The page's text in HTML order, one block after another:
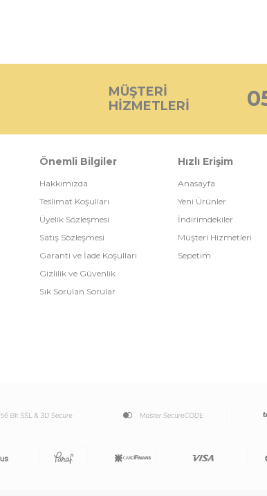
MÜŞTERI
HIZMETLERI
Önemli Bilgiler
Hakkımızda
Teslimat Koşulları
Üyelik Sözleşmesi
Satış Sözleşmesi
Garanti ve İade Koşulları
Gizlilik ve Güvenlik
Sık Sorulan Sorular
Hızlı Erişim
Anasayfa
Yeni Ürünler
İndirimdekiler
Müşteri Hizmetleri
Sepetim